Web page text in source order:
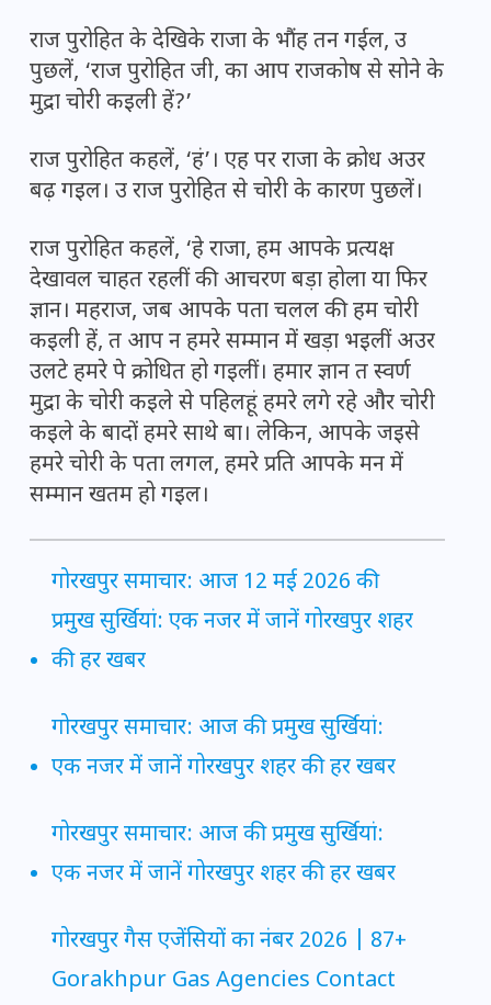
राज पुरोहित के देखिके राजा के भौंह तन गईल, उ
पुछलें, ‘राज पुरोहित जी, का आप राजकोष से सोने के
मुद्रा चोरी कइली हें?’
राज पुरोहित कहलें, ‘हं’। एह पर राजा के क्रोध अउर
बढ़ गइल। उ राज पुरोहित से चोरी के कारण पुछलें।
राज पुरोहित कहलें, ‘हे राजा, हम आपके प्रत्यक्ष
देखावल चाहत रहलीं की आचरण बड़ा होला या फिर
ज्ञान। महराज, जब आपके पता चलल की हम चोरी
कइली हें, त आप न हमरे सम्मान में खड़ा भइलीं अउर
उलटे हमरे पे क्रोधित हो गइलीं। हमार ज्ञान त स्वर्ण
मुद्रा के चोरी कइले से पहिलहूं हमरे लगे रहे और चोरी
कइले के बादों हमरे साथे बा। लेकिन, आपके जइसे
हमरे चोरी के पता लगल, हमरे प्रति आपके मन में
सम्मान खतम हो गइल।
गोरखपुर समाचार: आज 12 मई 2026 की
प्रमुख सुर्खियां: एक नजर में जानें गोरखपुर शहर
की हर खबर
गोरखपुर समाचार: आज की प्रमुख सुर्खियां:
एक नजर में जानें गोरखपुर शहर की हर खबर
गोरखपुर समाचार: आज की प्रमुख सुर्खियां:
एक नजर में जानें गोरखपुर शहर की हर खबर
गोरखपुर गैस एजेंसियों का नंबर 2026 | 87+
Gorakhpur Gas Agencies Contact